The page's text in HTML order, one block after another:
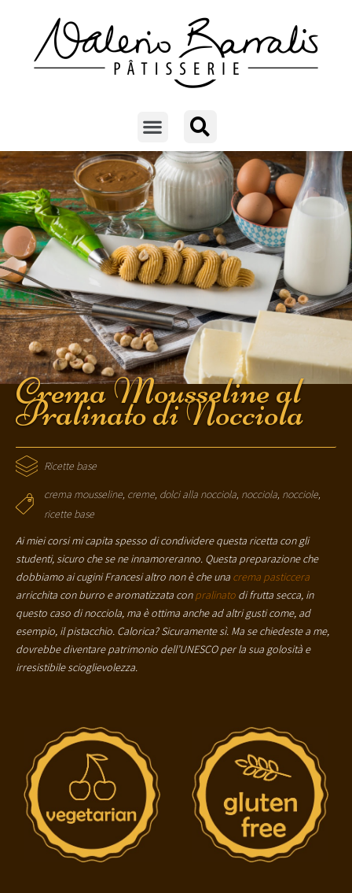
Crema Mousseline al
Pralinato di Nocciola
Ricette base
crema mousseline, creme, dolci alla nocciola, nocciola, nocciole,
ricette base
Ai miei corsi mi capita spesso di condividere questa ricetta con gli
studenti, sicuro che se ne innamoreranno. Questa preparazione che
dobbiamo ai cugini Francesi altro non è che una crema pasticcera
arricchita con burro e aromatizzata conpralinato di frutta secca, in
questo caso di nocciola, ma è ottima anche ad altri gusti come, ad
esempio, il pistacchio. Calorica? Sicuramente sì. Ma se chiedeste a me,
dovrebbe diventare patrimonio dell’UNESCO per la sua golosità e
irresistibile scioglievolezza.